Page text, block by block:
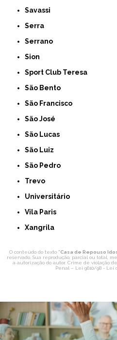
Savassi
Serra
Serrano
Sion
Sport Club Teresa
São Bento
São Francisco
São José
São Lucas
São Luiz
São Pedro
Trevo
Universitário
Vila Paris
Xangrila
O conteúdo do texto "Casa de Repouso
reservado. Sua reprodução, parcial ou total,
a autorização do autor. Crime de violação
Penal – Lei 9610/98 - Lei